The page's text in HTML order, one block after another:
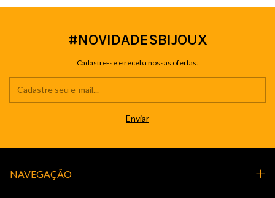
#NOVIDADESBIJOUX
Cadastre-se e receba nossas ofertas.
NAVEGAÇÃO